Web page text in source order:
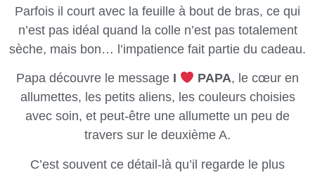
Parfois il court avec la feuille à bout de bras, ce qui
n’est pas idéal quand la colle n’est pas totalement
sèche, mais bon… l’impatience fait partie du cadeau.
Papa découvre le message I PAPA, le cœur en
allumettes, les petits aliens, les couleurs choisies
avec soin, et peut-être une allumette un peu de
travers sur le deuxième A.
C’est souvent ce détail-là qu’il regarde le plus